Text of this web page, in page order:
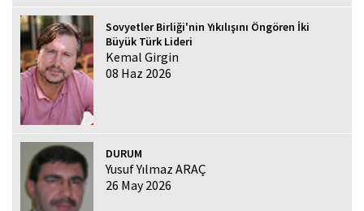
Sovyetler Birliği'nin Yıkılışını Öngören İki
Büyük Türk Lideri
Kemal Girgin
08 Haz 2026
DURUM
Yusuf Yılmaz ARAÇ
26 May 2026